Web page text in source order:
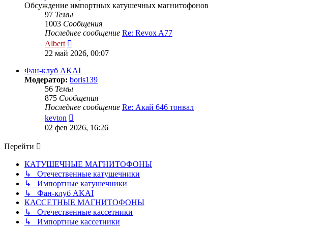
Обсуждение импортных катушечных магнитофонов
97 Темы
1003 Сообщения
Последнее сообщение Re: Revox A77
Albert
к
последнему
сообщению
22 май 2026, 00:07
Фан-клуб AKAI
Модератор: boris139
56 Темы
875 Сообщения
Последнее сообщение Re: Акай 646 тонвал
kevton
к
последнему
02 фев 2026, 16:26
Перейти
КАТУШЕЧНЫЕ МАГНИТОФОНЫ
↳ Отечественные катушечники
↳ Импортные катушечники
↳ Фан-клуб AKAI
КАССЕТНЫЕ МАГНИТОФОНЫ
↳ Отечественные кассетники
↳ Импортные кассетники